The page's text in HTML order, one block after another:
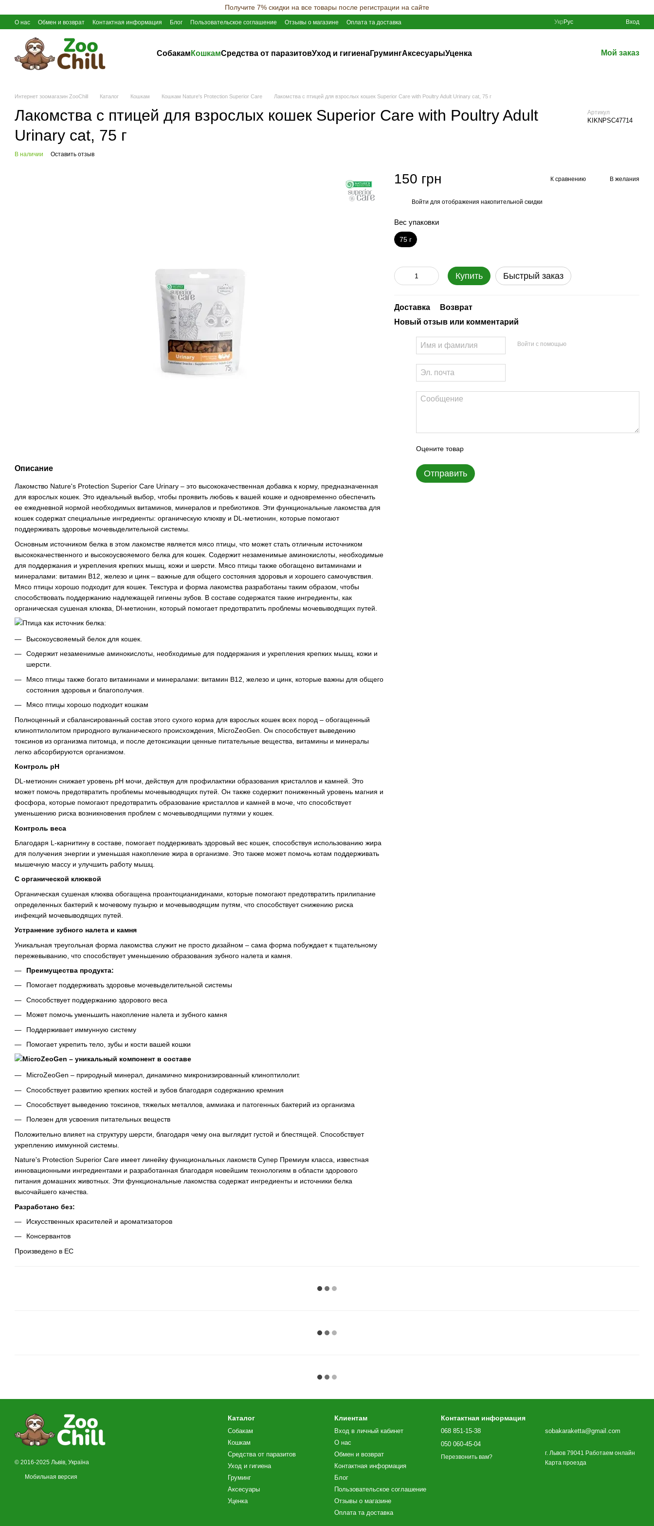
Получите 7% скидки на все товары после регистрации на сайте
О нас Обмен и возврат Контактная информация Блог Пользовательское соглашение Отзывы о магазине Оплата та доставка Укр Рус Вход
Собакам КошкамСредства от паразитовУход и гигиенаГрумингАксесуарыУценка Мой заказ
Интернет зоомагазин ZooChill Каталог Кошкам Кошкам Nature's Protection Superior Care Лакомства с птицей для взрослых кошек Superior Care with Poultry Adult Urinary cat, 75 г
Лакомства с птицей для взрослых кошек Superior Care with Poultry Adult
Urinary cat, 75 г
Артикул
KIKNPSC47714
В наличии Оставить отзыв
Описание
Лакомство Nature's Protection Superior Care Urinary – это высококачественная добавка к корму, предназначенная
для взрослых кошек. Это идеальный выбор, чтобы проявить любовь к вашей кошке и одновременно обеспечить
ее ежедневной нормой необходимых витаминов, минералов и пребиотиков. Эти функциональные лакомства для
кошек содержат специальные ингредиенты: органическую клюкву и DL-метионин, которые помогают
поддерживать здоровье мочевыделительной системы.
Основным источником белка в этом лакомстве является мясо птицы, что может стать отличным источником
высококачественного и высокоусвояемого белка для кошек. Содержит незаменимые аминокислоты, необходимые
для поддержания и укрепления крепких мышц, кожи и шерсти. Мясо птицы также обогащено витаминами и
минералами: витамин В12, железо и цинк – важные для общего состояния здоровья и хорошего самочувствия.
Мясо птицы хорошо подходит для кошек. Текстура и форма лакомства разработаны таким образом, чтобы
способствовать поддержанию надлежащей гигиены зубов. В составе содержатся такие ингредиенты, как
органическая сушеная клюква, Dl-метионин, который помогает предотвратить проблемы мочевыводящих путей.
Птица как источник белка:
Высокоусвояемый белок для кошек.
Содержит незаменимые аминокислоты, необходимые для поддержания и укрепления крепких мышц, кожи и
шерсти.
Мясо птицы также богато витаминами и минералами: витамин В12, железо и цинк, которые важны для общего
состояния здоровья и благополучия.
Мясо птицы хорошо подходит кошкам
Полноценный и сбалансированный состав этого сухого корма для взрослых кошек всех пород – обогащенный
клиноптилолитом природного вулканического происхождения, MicroZeoGen. Он способствует выведению
токсинов из организма питомца, и после детоксикации ценные питательные вещества, витамины и минералы
легко абсорбируются организмом.
Контроль рН
DL-метионин снижает уровень рН мочи, действуя для профилактики образования кристаллов и камней. Это
может помочь предотвратить проблемы мочевыводящих путей. Он также содержит пониженный уровень магния и
фосфора, которые помогают предотвратить образование кристаллов и камней в моче, что способствует
уменьшению риска возникновения проблем с мочевыводящими путями у кошек.
Контроль веса
Благодаря L-карнитину в составе, помогает поддерживать здоровый вес кошек, способствуя использованию жира
для получения энергии и уменьшая накопление жира в организме. Это также может помочь котам поддерживать
мышечную массу и улучшить работу мышц.
С органической клюквой
Органическая сушеная клюква обогащена проантоцианидинами, которые помогают предотвратить прилипание
определенных бактерий к мочевому пузырю и мочевыводящим путям, что способствует снижению риска
инфекций мочевыводящих путей.
Устранение зубного налета и камня
Уникальная треугольная форма лакомства служит не просто дизайном – сама форма побуждает к тщательному
пережевыванию, что способствует уменьшению образования зубного налета и камня.
Преимущества продукта:
Помогает поддерживать здоровье мочевыделительной системы
Способствует поддержанию здорового веса
Может помочь уменьшить накопление налета и зубного камня
Поддерживает иммунную систему
Помогает укрепить тело, зубы и кости вашей кошки
MicroZeoGen – уникальный компонент в составе
MicroZeoGen – природный минерал, динамично микронизированный клиноптилолит.
Способствует развитию крепких костей и зубов благодаря содержанию кремния
Способствует выведению токсинов, тяжелых металлов, аммиака и патогенных бактерий из организма
Полезен для усвоения питательных веществ
Положительно влияет на структуру шерсти, благодаря чему она выглядит густой и блестящей. Способствует
укреплению иммунной системы.
Nature's Protection Superior Care имеет линейку функциональных лакомств Супер Премиум класса, известная
инновационными ингредиентами и разработанная благодаря новейшим технологиям в области здорового
питания домашних животных. Эти функциональные лакомства содержат ингредиенты и источники белка
высочайшего качества.
Разработано без:
Искусственных красителей и ароматизаторов
Консервантов
Произведено в ЕС
150 грн К сравнению В желания
Войти для отображения накопительной скидки
Вес упаковки
75 г
Купить Быстрый заказ
Доставка
Возврат
Новый отзыв или комментарий
Войти с помощью
Оцените товар
Отправить
© 2016-2025 Львів, Україна
Мобильная версия
Каталог
Собакам
Кошкам
Средства от паразитов
Уход и гигиена
Груминг
Аксесуары
Уценка
Клиентам
Вход в личный кабинет
О нас
Обмен и возврат
Контактная информация
Блог
Пользовательское соглашение
Отзывы о магазине
Оплата та доставка
Контактная информация
068 851-15-38
050 060-45-04
Перезвонить вам?
sobakaraketta@gmail.com
г. Львов 79041 Работаем онлайн
Карта проезда